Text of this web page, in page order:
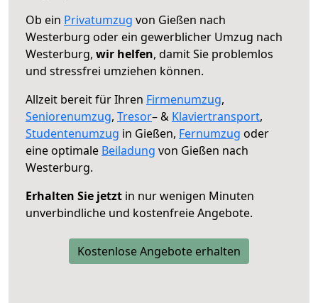
Ob ein Privatumzug von Gießen nach
Westerburg oder ein gewerblicher Umzug nach
Westerburg, wir helfen, damit Sie problemlos
und stressfrei umziehen können.
Allzeit bereit für Ihren Firmenumzug,
Seniorenumzug, Tresor– & Klaviertransport,
Studentenumzug in Gießen, Fernumzug oder
eine optimale Beiladung von Gießen nach
Westerburg.
Erhalten Sie jetzt in nur wenigen Minuten
unverbindliche und kostenfreie Angebote.
Kostenlose Angebote erhalten